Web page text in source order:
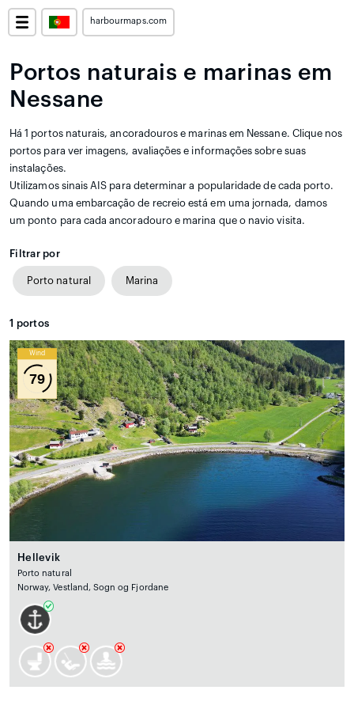
harbourmaps.com
Portos naturais e marinas em
Nessane
Há 1 portos naturais, ancoradouros e marinas em Nessane. Clique nos
portos para ver imagens, avaliações e informações sobre suas
instalações.
Utilizamos sinais AIS para determinar a popularidade de cada porto.
Quando uma embarcação de recreio está em uma jornada, damos
um ponto para cada ancoradouro e marina que o navio visita.
Filtrar por
Porto natural Marina
1 portos
Wind
79
Hellevik
Porto natural
Norway, Vestland, Sogn og Fjordane